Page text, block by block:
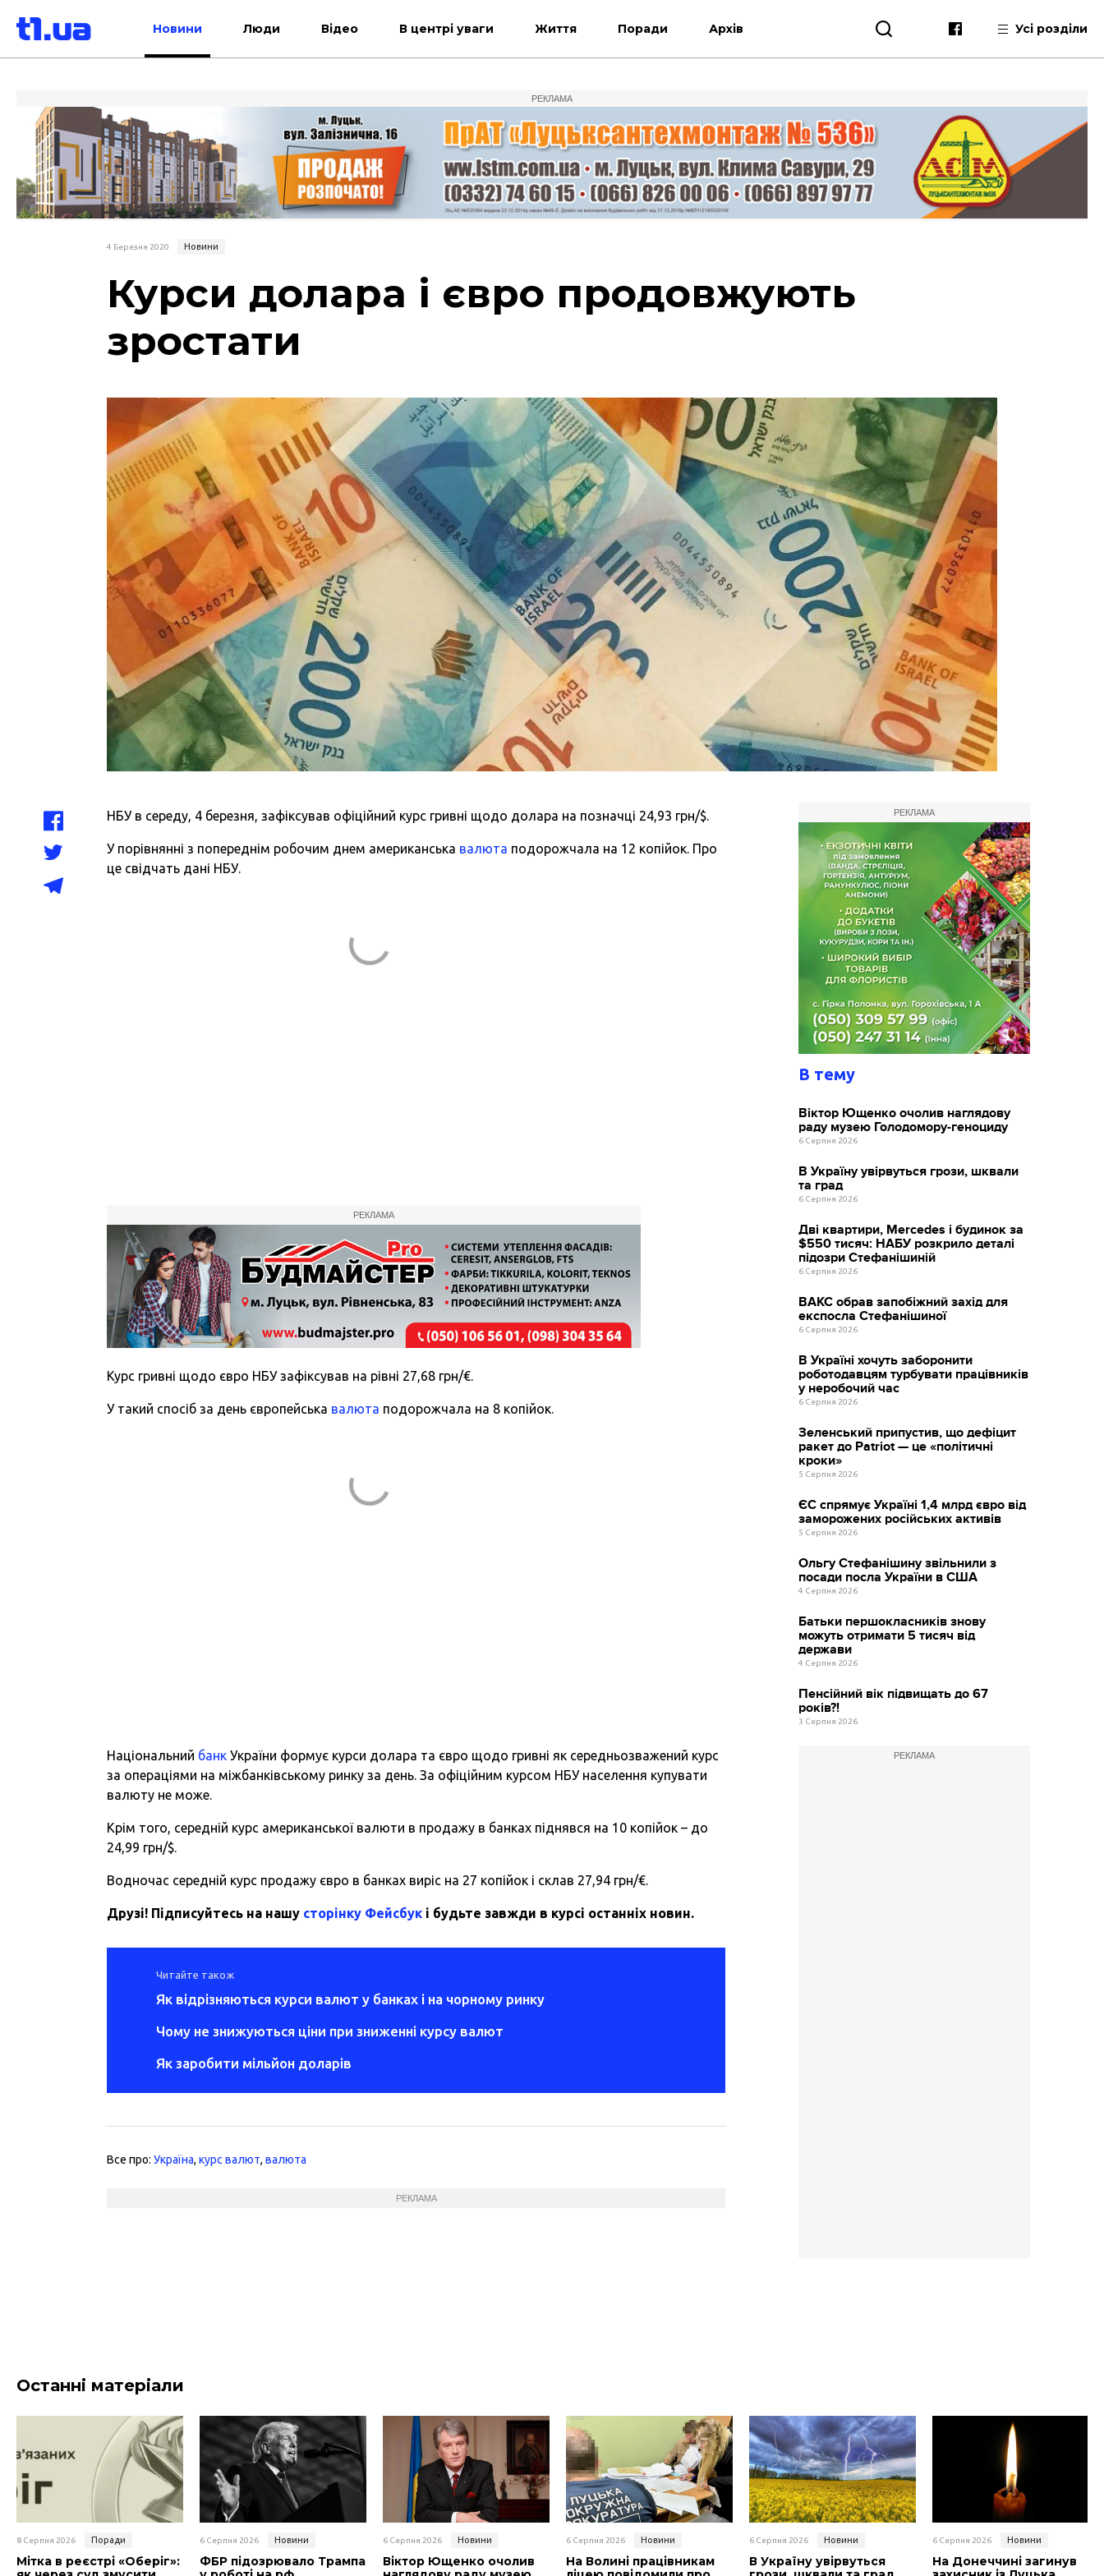
Новини Люди Відео В центрі уваги Життя Поради Архів Усі розділи
РЕКЛАМА
4 Березня 2020 Новини
Курси долара і євро продовжують
зростати
НБУ в середу, 4 березня, зафіксував офіційний курс гривні щодо долара на позначці 24,93 грн/$.
У порівнянні з попереднім робочим днем американська валюта подорожчала на 12 копійок. Про
це свідчать дані НБУ.
РЕКЛАМА
Курс гривні щодо євро НБУ зафіксував на рівні 27,68 грн/€.
У такий спосіб за день європейська валюта подорожчала на 8 копійок.
Національний банк України формує курси долара та євро щодо гривні як середньозважений курс
за операціями на міжбанківському ринку за день. За офіційним курсом НБУ населення купувати
валюту не може.
Крім того, середній курс американської валюти в продажу в банках піднявся на 10 копійок – до
24,99 грн/$.
Водночас середній курс продажу євро в банках виріс на 27 копійок і склав 27,94 грн/€.
Друзі! Підписуйтесь на нашу сторінку Фейсбук і будьте завжди в курсі останніх новин.
Читайте також
Як відрізняються курси валют у банках і на чорному ринку
Чому не знижуються ціни при зниженні курсу валют
Як заробити мільйон доларів
Все про:Україна,курс валют,валюта
РЕКЛАМА
РЕКЛАМА
В тему
Віктор Ющенко очолив наглядову
раду музею Голодомору-геноциду
6 Серпня 2026
В Україну увірвуться грози, шквали
та град
6 Серпня 2026
Дві квартири, Mercedes і будинок за
$550 тисяч: НАБУ розкрило деталі
підозри Стефанішиній
6 Серпня 2026
ВАКС обрав запобіжний захід для
експосла Стефанішиної
6 Серпня 2026
В Україні хочуть заборонити
роботодавцям турбувати працівників
у неробочий час
6 Серпня 2026
Зеленський припустив, що дефіцит
ракет до Patriot — це «політичні
кроки»
5 Серпня 2026
ЄС спрямує Україні 1,4 млрд євро від
заморожених російських активів
5 Серпня 2026
Ольгу Стефанішину звільнили з
посади посла України в США
4 Серпня 2026
Батьки першокласників знову
можуть отримати 5 тисяч від
держави
4 Серпня 2026
Пенсійний вік підвищать до 67
років?!
3 Серпня 2026
РЕКЛАМА
Останні матеріали
8 Серпня 2026 Поради
Мітка в реєстрі «Оберіг»:
6 Серпня 2026 Новини
ФБР підозрювало Трампа
6 Серпня 2026 Новини
Віктор Ющенко очолив
6 Серпня 2026 Новини
На Волині працівникам
6 Серпня 2026 Новини
В Україну увірвуться
6 Серпня 2026 Новини
На Донеччині загинув